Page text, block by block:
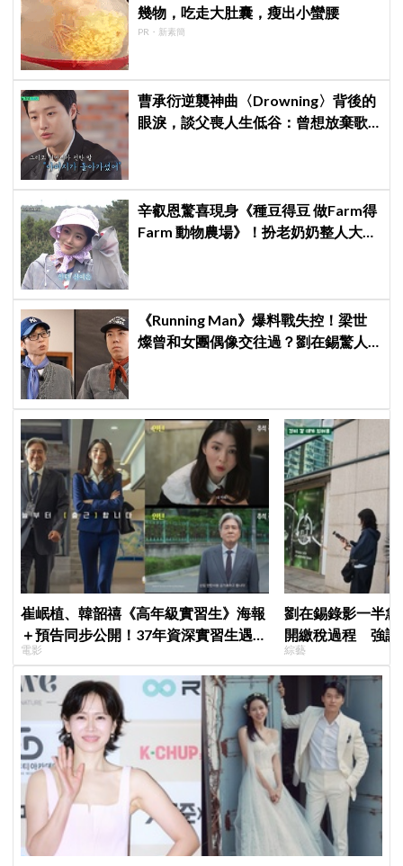
幾物，吃走大肚囊，瘦出小蠻腰
PR・新素簡
曹承衍逆襲神曲〈Drowning〉背後的
眼淚，談父喪人生低谷：曾想放棄歌
辛叡恩驚喜現身《種豆得豆 做Farm得
Farm 動物農場》！扮老奶奶整人大成
《Running Man》爆料戰失控！梁世
燦曾和女團偶像交往過？劉在錫驚人
崔岷植、韓韶禧《高年級實習生》海報
＋預告同步公開！37年資深實習生遇上
美女CEO
電影
劉在錫錄影一半
開繳稅過程 強調
繳」
綜藝